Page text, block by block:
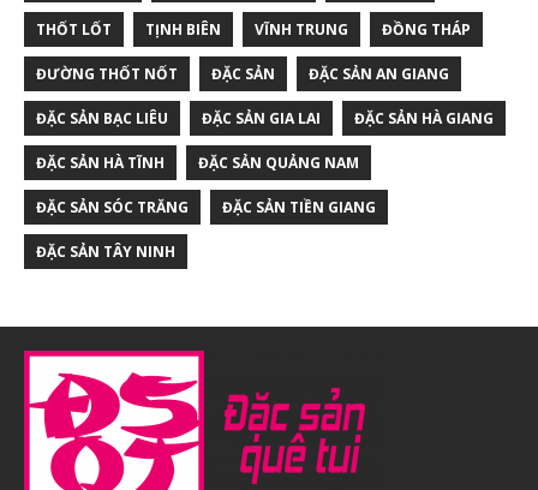
THỐT LỐT TỊNH BIÊN VĨNH TRUNG ĐỒNG THÁP
ĐƯỜNG THỐT NỐT ĐẶC SẢN ĐẶC SẢN AN GIANG
ĐẶC SẢN BẠC LIÊU ĐẶC SẢN GIA LAI ĐẶC SẢN HÀ GIANG
ĐẶC SẢN HÀ TĨNH ĐẶC SẢN QUẢNG NAM
ĐẶC SẢN SÓC TRĂNG ĐẶC SẢN TIỀN GIANG
ĐẶC SẢN TÂY NINH